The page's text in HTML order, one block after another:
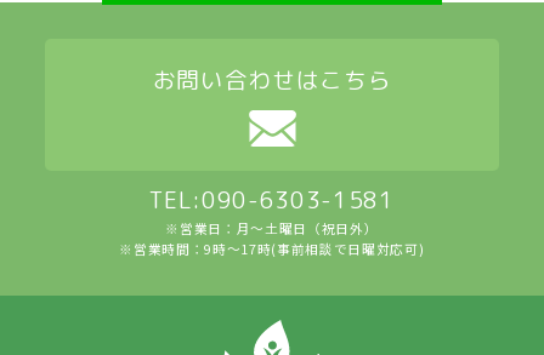
お問い合わせはこちら
TEL:090-6303-1581
※営業日：月～土曜日（祝日外）
※営業時間：9時〜17時(事前相談で日曜対応可)